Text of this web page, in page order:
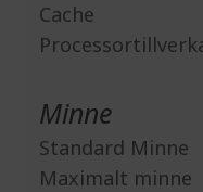
Cache
Minne
Standard Minne
Maximalt minne